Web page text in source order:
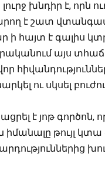
խնդիր է, որն
է շատ
հայտ է գալիս
այս
ու սկսել
է յոթ
իմանալը թույլ